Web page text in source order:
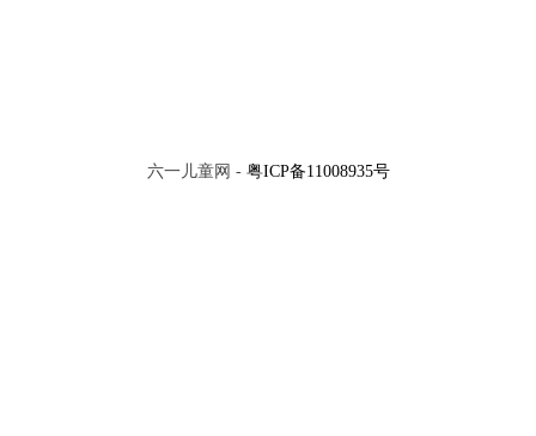
六一儿童网 - 粤ICP备11008935号